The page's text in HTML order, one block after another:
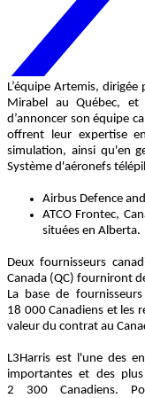
L’équipe Artemis, dirigée
Mirabel au Québec,
d’annoncer son équipe
offrent
leur expertise
simulation, ainsi qu'en
Système d'aéronefs
Airbus Defence
ATCO Frontec,
situées en Alberta.
Deux fournisseurs
Canada (QC) fourniront
La base de
18 000 Canadiens et les
valeur du contrat au
L3Harris est l'une des
importantes et des
2 300 Canadiens.